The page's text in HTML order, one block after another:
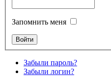
Запомнить меня
Забыли пароль?
Забыли логин?